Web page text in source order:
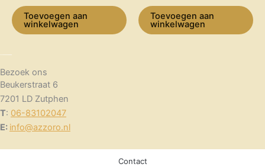
Toevoegen aan
winkelwagen
Toevoegen aan
winkelwagen
Bezoek ons
Beukerstraat 6
7201 LD Zutphen
T: 06-83102047
E: info@azzoro.nl
Contact